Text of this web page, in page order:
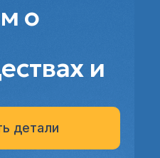
о
и
детали